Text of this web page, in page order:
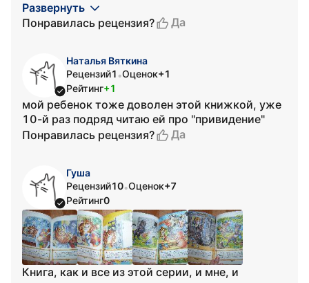
Развернуть
Понравилась рецензия?
Да
Наталья Вяткина
Рецензий1 •Оценок+1
Рейтинг+1
мой ребенок тоже доволен этой книжкой, уже
10-й раз подряд читаю ей про "привидение"
Понравилась рецензия?
Да
Гуша
Рецензий10•Оценок+7
Рейтинг0
Книга, как и все из этой серии, и мне, и